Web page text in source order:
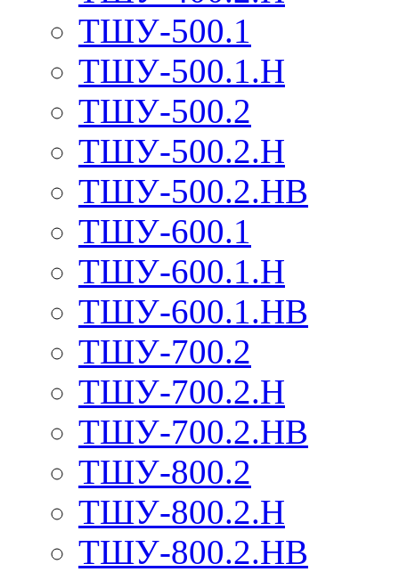
ТШУ-500.1
ТШУ-500.1.Н
ТШУ-500.2
ТШУ-500.2.Н
ТШУ-500.2.НВ
ТШУ-600.1
ТШУ-600.1.Н
ТШУ-600.1.НВ
ТШУ-700.2
ТШУ-700.2.Н
ТШУ-700.2.НВ
ТШУ-800.2
ТШУ-800.2.Н
ТШУ-800.2.НВ